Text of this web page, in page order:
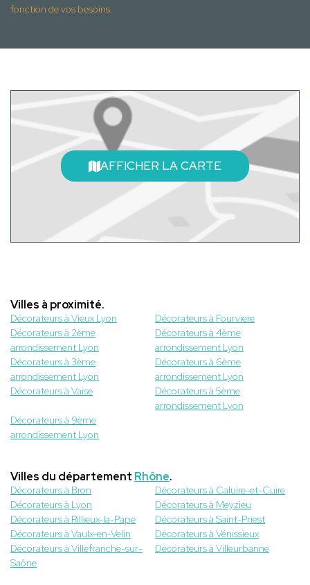
fonction de vos besoins.
AFFICHER LA CARTE
Villes à proximité.
Décorateurs à Vieux Lyon
Décorateurs à Fourviere
Décorateurs à 2ème
arrondissement Lyon
Décorateurs à 4ème
arrondissement Lyon
Décorateurs à 3ème
arrondissement Lyon
Décorateurs à 6ème
arrondissement Lyon
Décorateurs à Vaise
Décorateurs à 5ème
arrondissement Lyon
Décorateurs à 9ème
arrondissement Lyon
Villes du département Rhône.
Décorateurs à Bron
Décorateurs à Caluire-et-Cuire
Décorateurs à Lyon
Décorateurs à Meyzieu
Décorateurs à Rillieux-la-Pape
Décorateurs à Saint-Priest
Décorateurs à Vaulx-en-Velin
Décorateurs à Vénissieux
Décorateurs à Villefranche-sur-
Saône
Décorateurs à Villeurbanne